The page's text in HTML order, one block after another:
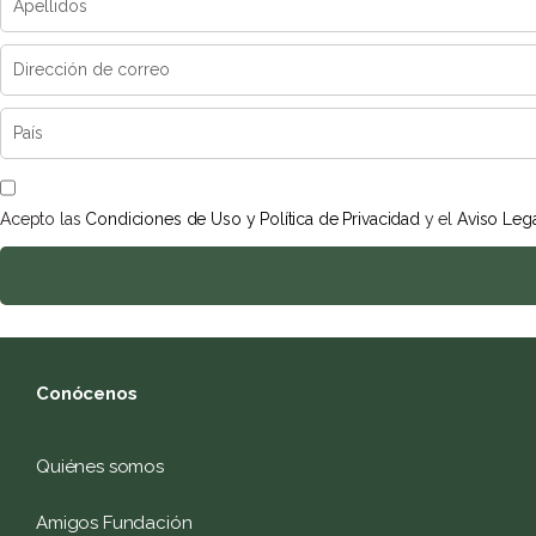
Acepto las Condiciones de Uso y Política de Privacidad y elAviso
Conócenos
Quiénes somos
Amigos Fundación